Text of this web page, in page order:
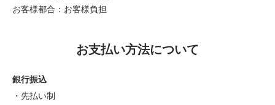
お客様都合：お客様負担
お支払い方法について
銀行振込
・先払い制